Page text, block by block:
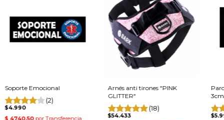
Soporte Emocional
(2)
$4.990
Arnés anti tirones "PINK
GLITTER"
(18)
$54.433